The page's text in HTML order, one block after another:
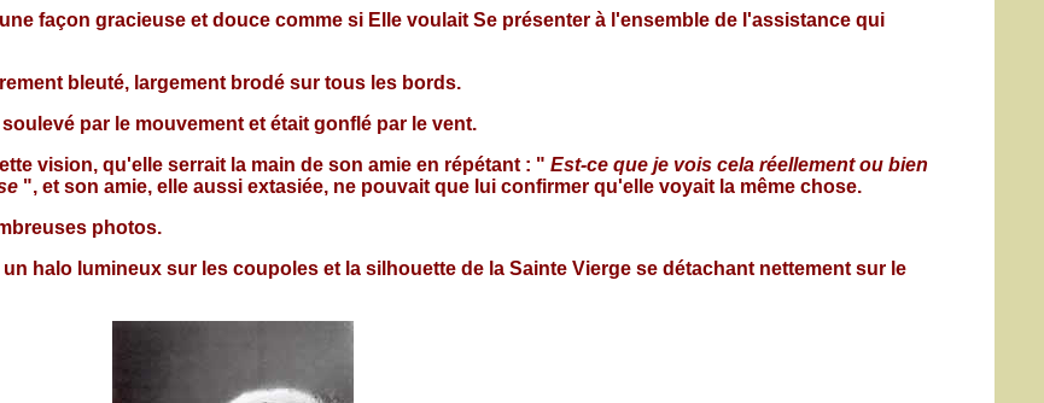
façon gracieuse et douce comme si Elle voulait Se présenter à l'ensemble de l'assistance qui
bleuté, largement brodé sur tous les bords.
par le mouvement et était gonflé par le vent.
vision, qu'elle serrait la main de son amie en répétant : " Est-ce que je vois cela réellement ou bien
", et son amie, elle aussi extasiée, ne pouvait que lui confirmer qu'elle voyait la même chose.
photos.
halo lumineux sur les coupoles et la silhouette de la Sainte Vierge se détachant nettement sur le